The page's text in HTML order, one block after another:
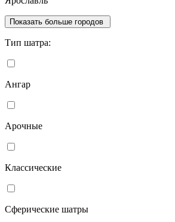
Показать больше городов
Тип шатра:
Ангар
Арочные
Классические
Сферические шатры